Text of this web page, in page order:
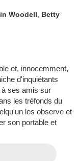
Woodell
Betty
et, innocemment,
d'inquiétants
ses amis sur
les tréfonds du
les observe et
son portable et